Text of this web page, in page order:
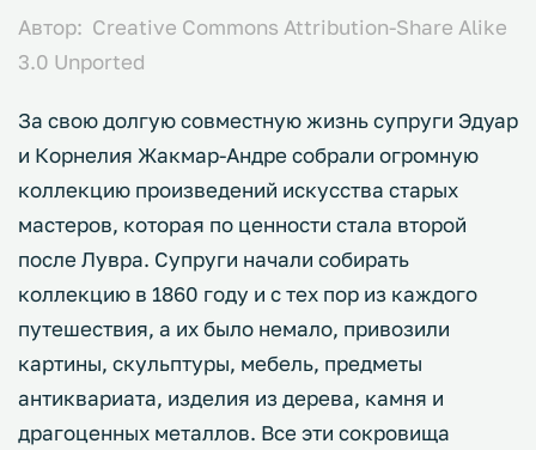
Автор: Creative Commons Attribution-Share Alike
3.0 Unported
За свою долгую совместную жизнь супруги Эдуар
и Корнелия Жакмар-Андре собрали огромную
коллекцию произведений искусства старых
мастеров, которая по ценности стала второй
после Лувра. Супруги начали собирать
коллекцию в 1860 году и с тех пор из каждого
путешествия, а их было немало, привозили
картины, скульптуры, мебель, предметы
антиквариата, изделия из дерева, камня и
драгоценных металлов. Все эти сокровища